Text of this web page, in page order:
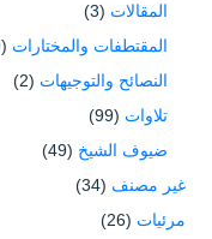
المقالات (3)
المقتطفات والمختارات (59)
النصائح والتوجيهات (2)
تلاوات (99)
ضيوف الشيخ (49)
غير مصنف (34)
مرئيات (26)